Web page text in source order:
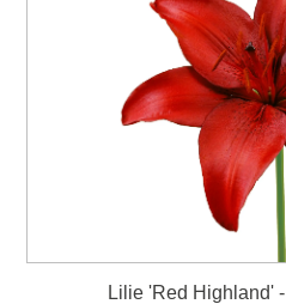
Lilie 'Red Highland'